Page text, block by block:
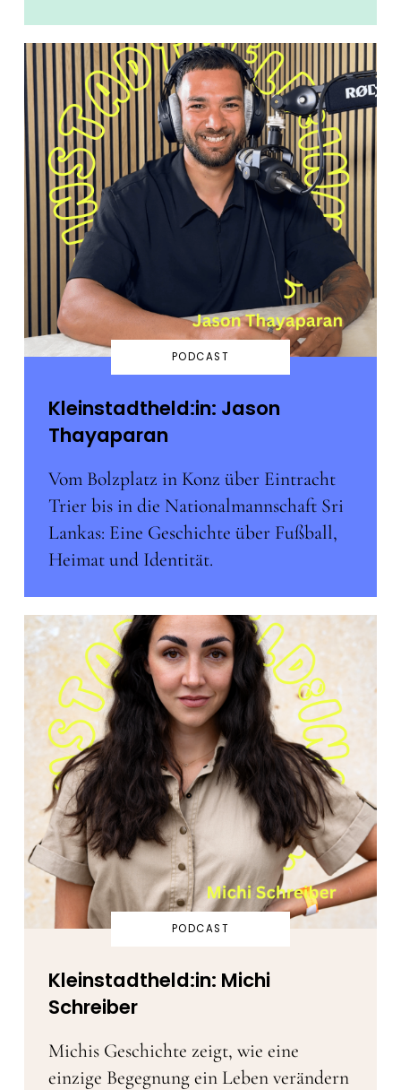
PODCAST
Kleinstadtheld:in: Jason
Thayaparan
Vom Bolzplatz in Konz über Eintracht
Trier bis in die Nationalmannschaft Sri
Lankas: Eine Geschichte über Fußball,
Heimat und Identität.
PODCAST
Kleinstadtheld:in: Michi
Schreiber
Michis Geschichte zeigt, wie eine
einzige Begegnung ein Leben verändern